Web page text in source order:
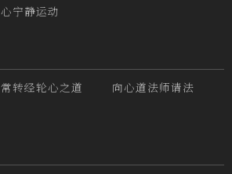
心宁静运动
常转经轮心之道
向心道法师请法